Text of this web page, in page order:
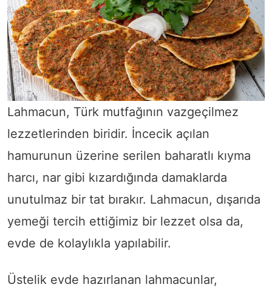
Lahmacun, Türk mutfağının vazgeçilmez
lezzetlerinden biridir. İncecik açılan
hamurunun üzerine serilen baharatlı kıyma
harcı, nar gibi kızardığında damaklarda
unutulmaz bir tat bırakır. Lahmacun, dışarıda
yemeği tercih ettiğimiz bir lezzet olsa da,
evde de kolaylıkla yapılabilir.
Üstelik evde hazırlanan lahmacunlar,